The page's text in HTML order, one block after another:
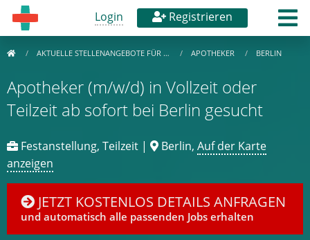
Login Registrieren
AKTUELLE STELLENANGEBOTE FÜR … APOTHEKER BERLIN
Apotheker (m/w/d) in Vollzeit oder
Teilzeit ab sofort bei Berlin gesucht
Festanstellung, Teilzeit | Berlin, Auf der Karte
anzeigen
JETZT KOSTENLOS DETAILS ANFRAGEN
und automatisch alle passenden Jobs erhalten